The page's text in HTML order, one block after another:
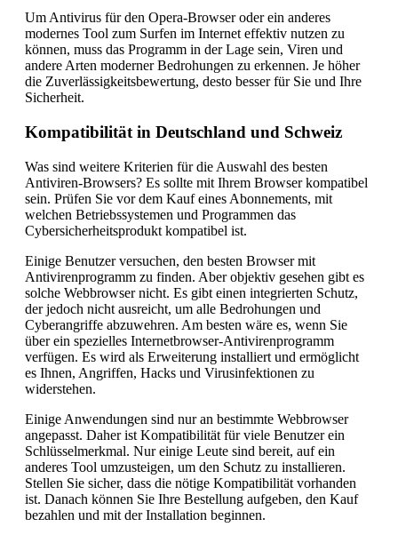
Um Antivirus für den Opera-Browser oder ein anderes
modernes Tool zum Surfen im Internet effektiv nutzen zu
können, muss das Programm in der Lage sein, Viren und
andere Arten moderner Bedrohungen zu erkennen. Je höher
die Zuverlässigkeitsbewertung, desto besser für Sie und Ihre
Sicherheit.
Kompatibilität in Deutschland und Schweiz
Was sind weitere Kriterien für die Auswahl des besten
Antiviren-Browsers? Es sollte mit Ihrem Browser kompatibel
sein. Prüfen Sie vor dem Kauf eines Abonnements, mit
welchen Betriebssystemen und Programmen das
Cybersicherheitsprodukt kompatibel ist.
Einige Benutzer versuchen, den besten Browser mit
Antivirenprogramm zu finden. Aber objektiv gesehen gibt es
solche Webbrowser nicht. Es gibt einen integrierten Schutz,
der jedoch nicht ausreicht, um alle Bedrohungen und
Cyberangriffe abzuwehren. Am besten wäre es, wenn Sie
über ein spezielles Internetbrowser-Antivirenprogramm
verfügen. Es wird als Erweiterung installiert und ermöglicht
es Ihnen, Angriffen, Hacks und Virusinfektionen zu
widerstehen.
Einige Anwendungen sind nur an bestimmte Webbrowser
angepasst. Daher ist Kompatibilität für viele Benutzer ein
Schlüsselmerkmal. Nur einige Leute sind bereit, auf ein
anderes Tool umzusteigen, um den Schutz zu installieren.
Stellen Sie sicher, dass die nötige Kompatibilität vorhanden
ist. Danach können Sie Ihre Bestellung aufgeben, den Kauf
bezahlen und mit der Installation beginnen.